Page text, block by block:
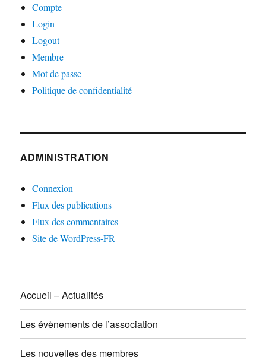
Compte
Login
Logout
Membre
Mot de passe
Politique de confidentialité
ADMINISTRATION
Connexion
Flux des publications
Flux des commentaires
Site de WordPress-FR
Accueil – Actualités
Les évènements de l’association
Les nouvelles des membres